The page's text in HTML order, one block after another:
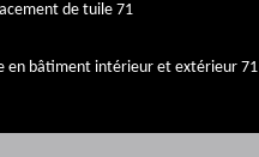
Remplacement de tuile 71
en bâtiment intérieur et extérieur 71